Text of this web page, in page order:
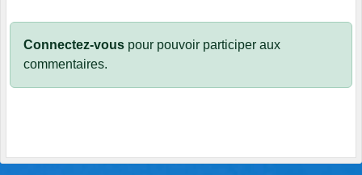
Connectez-vous pour pouvoir participer aux
commentaires.